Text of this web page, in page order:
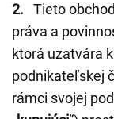
2. Tieto
práva a
ktorá uzatvára
podnikateľskej
rámci svojej